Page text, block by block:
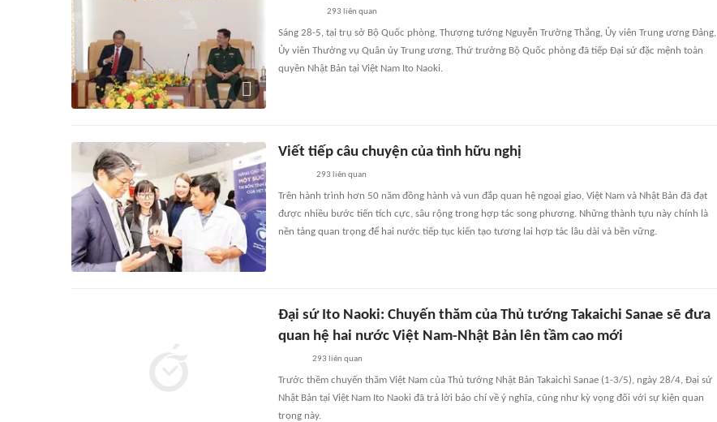
293 liên quan
Sáng 28-5, tại trụ sở Bộ Quốc phòng, Thượng tướng Nguyễn Trường Thắng, Ủy viên Trung ương Đảng,
Ủy viên Thường vụ Quân ủy Trung ương, Thứ trưởng Bộ Quốc phòng đã tiếp Đại sứ đặc mệnh toàn
quyền Nhật Bản tại Việt Nam Ito Naoki.
Viết tiếp câu chuyện của tình hữu nghị
293 liên quan
Trên hành trình hơn 50 năm đồng hành và vun đắp quan hệ ngoại giao, Việt Nam và Nhật Bản đã đạt
được nhiều bước tiến tích cực, sâu rộng trong hợp tác song phương. Những thành tựu này chính là
nền tảng quan trọng để hai nước tiếp tục kiến tạo tương lai hợp tác lâu dài và bền vững.
Đại sứ Ito Naoki: Chuyến thăm của Thủ tướng Takaichi Sanae sẽ đưa
quan hệ hai nước Việt Nam-Nhật Bản lên tầm cao mới
293 liên quan
Trước thềm chuyến thăm Việt Nam của Thủ tướng Nhật Bản Takaichi Sanae (1-3/5), ngày 28/4, Đại sứ
Nhật Bản tại Việt Nam Ito Naoki đã trả lời báo chí về ý nghĩa, cũng như kỳ vọng đối với sự kiện quan
trọng này.